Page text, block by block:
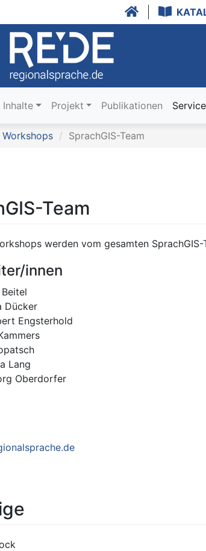
Inhalte Projekt Publikationen Service
Workshops SprachGIS-Team
Team
werden vom gesamten
innen
Dücker
Engsterhold
Lang
Oberdorfer